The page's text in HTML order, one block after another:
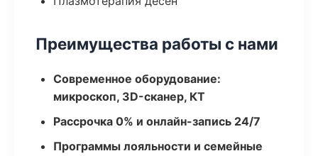
Преимущества работы с нами
Современное оборудование:
микроскоп, 3D-сканер, КТ
Рассрочка 0% и онлайн-запись 24/7
Программы лояльности и семейные